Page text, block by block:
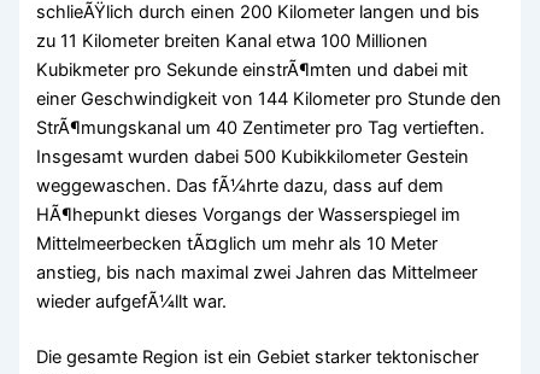
schlieÃŸlich durch einen 200 Kilometer langen und bis
zu 11 Kilometer breiten Kanal etwa 100 Millionen
Kubikmeter pro Sekunde einstrÃ¶mten und dabei mit
einer Geschwindigkeit von 144 Kilometer pro Stunde den
StrÃ¶mungskanal um 40 Zentimeter pro Tag vertieften.
Insgesamt wurden dabei 500 Kubikkilometer Gestein
weggewaschen. Das fÃ¼hrte dazu, dass auf dem
HÃ¶hepunkt dieses Vorgangs der Wasserspiegel im
Mittelmeerbecken tÃ¤glich um mehr als 10 Meter
anstieg, bis nach maximal zwei Jahren das Mittelmeer
wieder aufgefÃ¼llt war.
Die gesamte Region ist ein Gebiet starker tektonischer